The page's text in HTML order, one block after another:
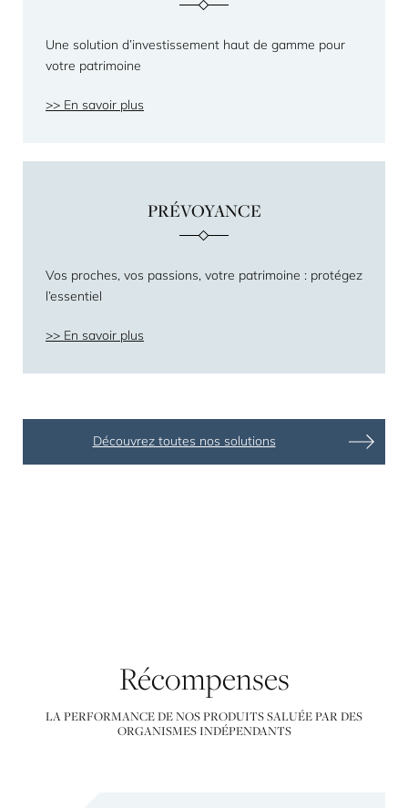
Une solution d’investissement haut de gamme pour
votre patrimoine
En savoir plus
PRÉVOYANCE
Vos proches, vos passions, votre patrimoine : protégez
l’essentiel
En savoir plus
Découvrez toutes nos solutions
Récompenses
LA PERFORMANCE DE NOS PRODUITS SALUÉE PAR DES
ORGANISMES INDÉPENDANTS